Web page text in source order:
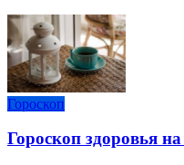
Гороскоп
Гороскоп здоровья